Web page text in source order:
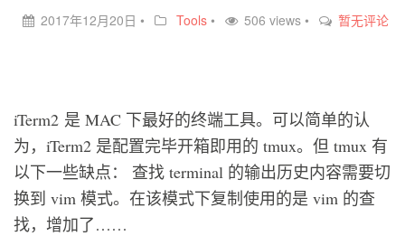
2017年12月20日 • Tools • 506 views • 暂无评论
iTerm2 是 MAC 下最好的终端工具。可以简单的认
为，iTerm2 是配置完毕开箱即用的 tmux。但 tmux 有
以下一些缺点： 查找 terminal 的输出历史内容需要切
换到 vim 模式。在该模式下复制使用的是 vim 的查
找，增加了……